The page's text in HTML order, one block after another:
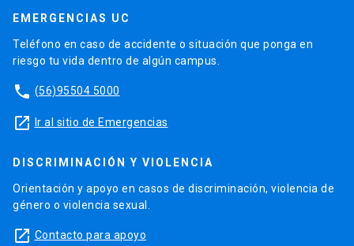
EMERGENCIAS UC
Teléfono en caso de accidente o situación que ponga en
riesgo tu vida dentro de algún campus.
phone (56)95504 5000
launch Ir al sitio de Emergencias
DISCRIMINACIÓN Y VIOLENCIA
Orientación y apoyo en casos de discriminación, violencia de
género o violencia sexual.
launch Contacto para apoyo